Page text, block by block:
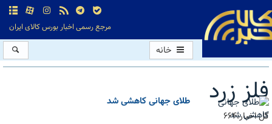
مرجع رسمی اخبار بورس کالای ایران
خانه
فلز زرد
کل اخبار:664
طلای جهانی کاهشی شد